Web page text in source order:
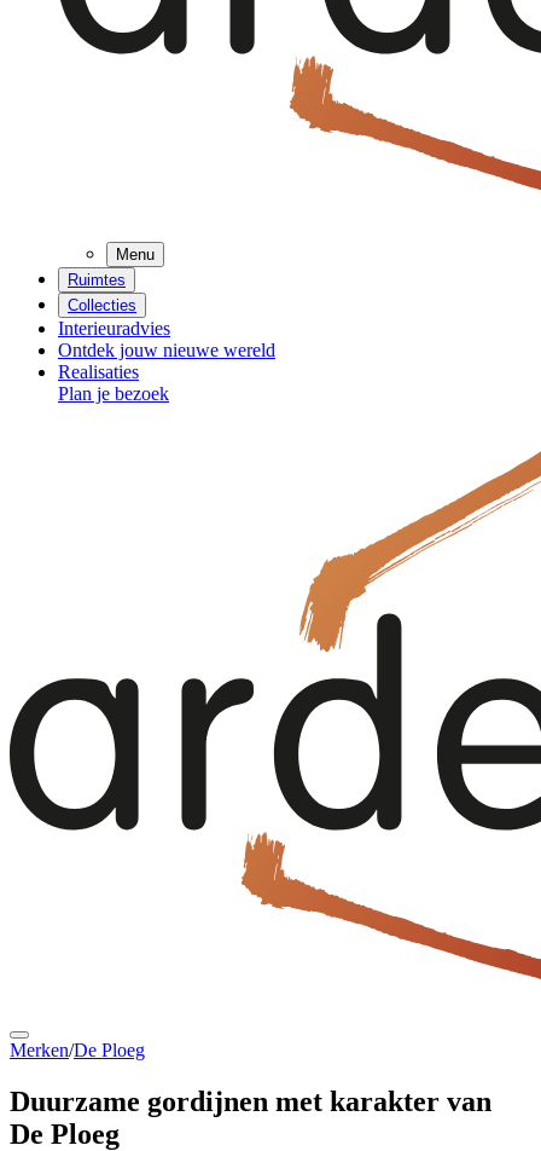
Menu
Ruimtes
Collecties
Interieuradvies
Ontdek jouw nieuwe wereld
Realisaties
Plan je bezoek
Merken/De Ploeg
Duurzame gordijnen met karakter van
De Ploeg